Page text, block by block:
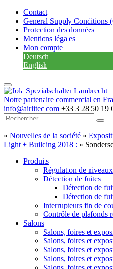
Contact
General Supply Conditions
Protection des données
Mentions légales
Mon compte
Deutsch
English
Notre partenaire commercial en
info@airlitec.com +33 3 28 50 19
» Nouvelles de la société »
Light + Building 2018 : »
Produits
Régulation de niveaux
Détection de fuites
Détection de
Détection de
Interrupteurs fin de
Contrôle de plafonds
Salons
Salons, foires et
Salons, foires et
Salons, foires et
Salons, foires et
Salons, foires et